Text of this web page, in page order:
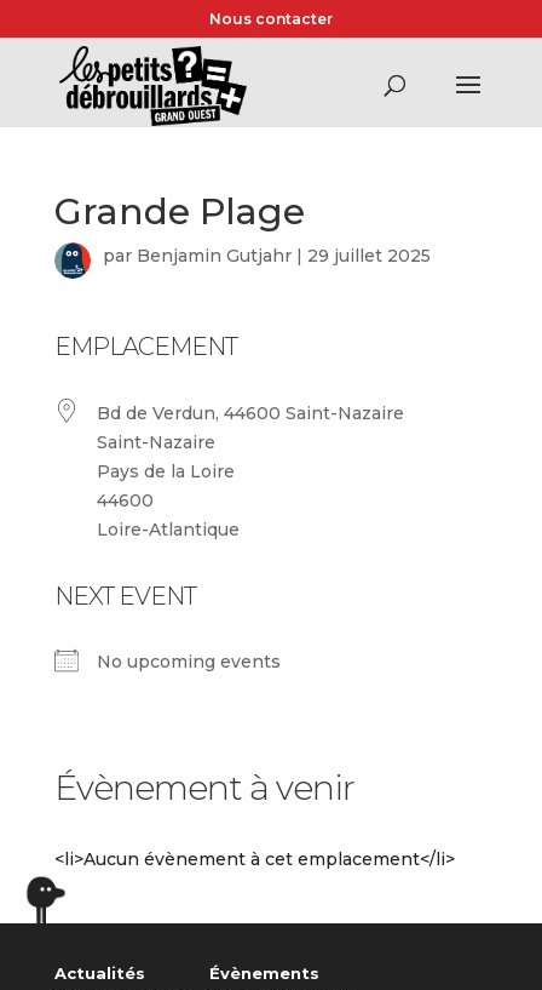
Nous contacter
Grande Plage
par Benjamin Gutjahr| 29 juillet 2025
EMPLACEMENT
Bd de Verdun, 44600 Saint-Nazaire
Saint-Nazaire
Pays de la Loire
44600
Loire-Atlantique
NEXT EVENT
No upcoming events
Évènement à venir
<li>Aucun évènement à cet emplacement</li>
Actualités Évènements